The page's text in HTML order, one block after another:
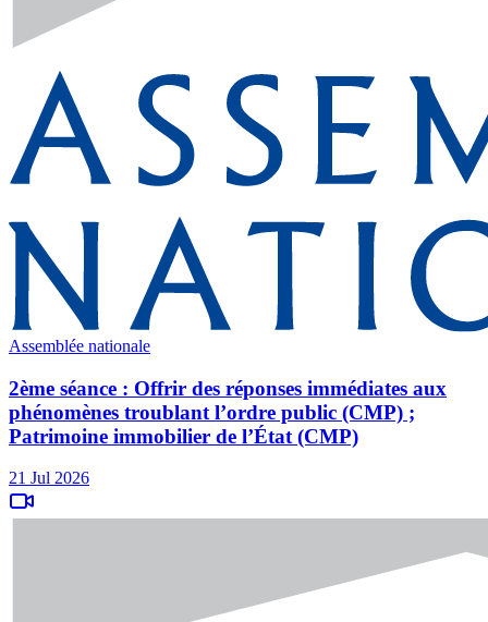
Assemblée nationale
2ème séance : Offrir des réponses immédiates aux
phénomènes troublant l’ordre public (CMP) ;
Patrimoine immobilier de l’État (CMP)
21 Jul 2026